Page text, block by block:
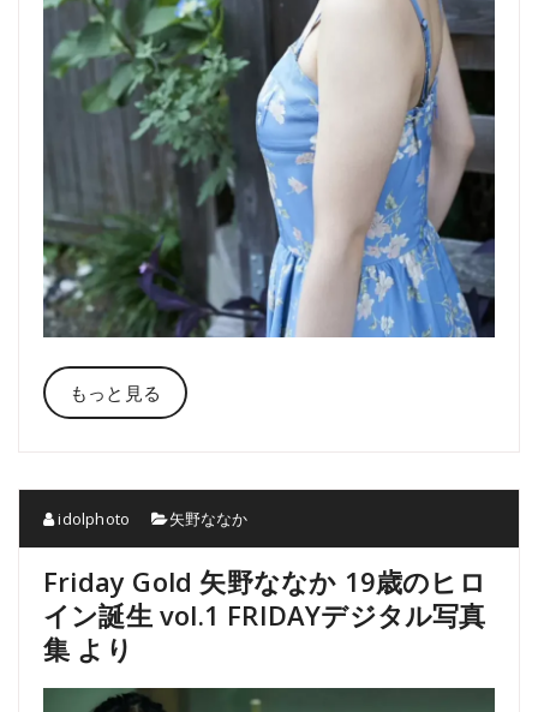
もっと見る
idolphoto 矢野ななか
Friday Gold 矢野ななか 19歳のヒロ
イン誕生 vol.1 FRIDAYデジタル写真
集 より